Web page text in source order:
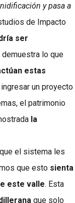
y pasa a
de Impacto
ser
demuestra lo que
estas
un proyecto
el patrimonio
la
el sistema les
que esto sienta
este valle. Esta
que solo